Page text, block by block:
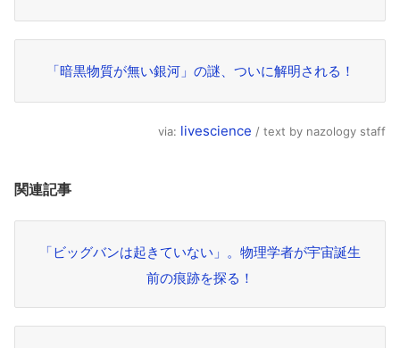
「暗黒物質が無い銀河」の謎、ついに解明される！
via: livescience / text by nazology staff
関連記事
「ビッグバンは起きていない」。物理学者が宇宙誕生
前の痕跡を探る！